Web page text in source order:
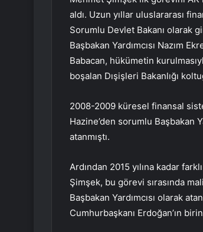
aldı. Uzun yıllar uluslararası
Sorumlu Devlet Bakanı olarak
Başbakan Yardımcısı Nazım
Babacan, hükümetin
boşalan Dışişleri Bakanlığı
2008-2009 küresel finansal
Hazine’den sorumlu Başbakan
atanmıştı.
Ardından 2015 yılına kadar
Şimşek, bu görevi sırasında
Başbakan Yardımcısı olarak
Cumhurbaşkanı Erdoğan’ın